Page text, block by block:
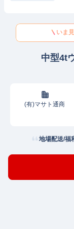
いま
中型4t
(有)マサト通商
地場配送/福